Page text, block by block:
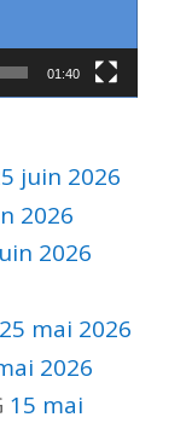
01:40
juin 2026
2026
2026
25 mai 2026
2026
15 mai